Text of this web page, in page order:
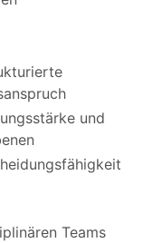
und
Teams